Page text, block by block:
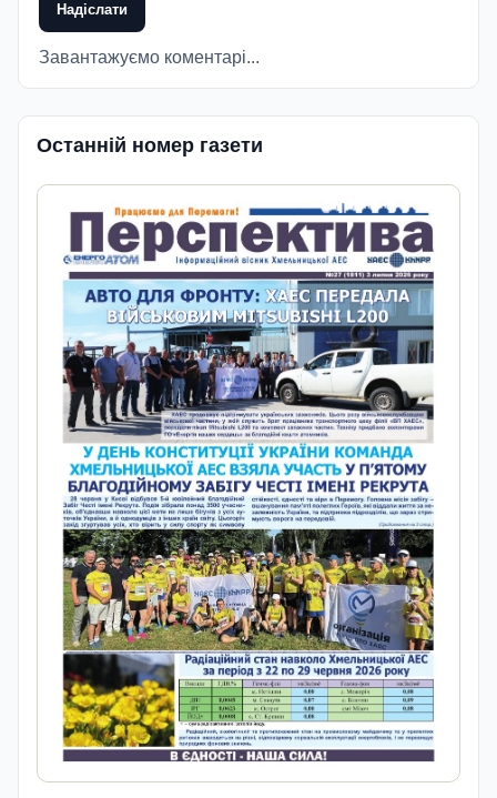
Надіслати
Завантажуємо коментарі...
Останній номер газети